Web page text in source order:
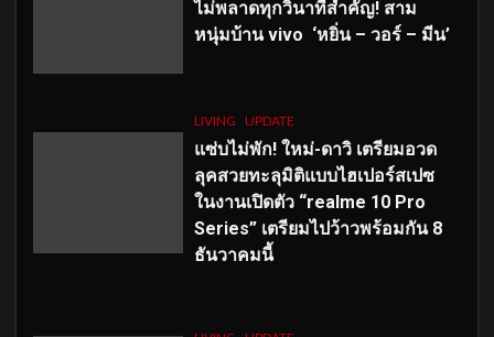
ไม่พลาดทุกวินาทีสำคัญ! สาม
หนุ่มบ้าน vivo ‘หยิ่น – วอร์ – มีน’
LIVING UPDATE
แซ่บไม่พัก! ใหม่-ดาวิ เตรียมอวด
ลุคสวยทะลุมิติแบบไฮเปอร์สเปซ
ในงานเปิดตัว “realme 10 Pro
Series” เตรียมไปว้าวพร้อมกัน 8
ธันวาคมนี้